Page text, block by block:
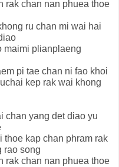
rak chan nan phuea thoe
ru chan mi wai hai
maimi plianplaeng
pi tae chan ni fao khoi
kep rak wai khong
chan yang det diao yu
thoe kap chan phram rak
rao song
rak chan nan phuea thoe